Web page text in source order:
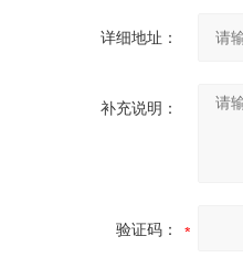
详细地址：
补充说明：
验证码：